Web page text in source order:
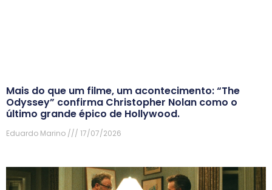
Mais do que um filme, um acontecimento: “The
Odyssey” confirma Christopher Nolan como o
último grande épico de Hollywood.
Eduardo Marino 17/07/2026